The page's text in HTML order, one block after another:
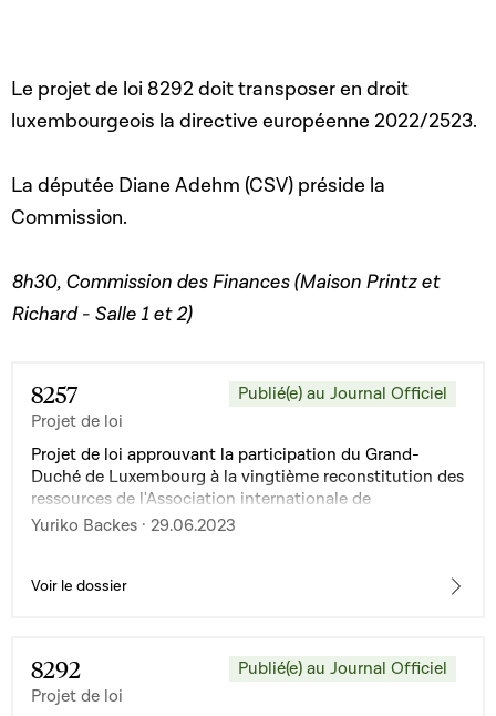
Le projet de loi 8292 doit transposer en droit
luxembourgeois la directive européenne 2022/2523.
La députée Diane Adehm (CSV) préside la
Commission.
8h30, Commission des Finances (Maison Printz et
Richard - Salle 1 et 2)
8257
Projet de loi
Publié(e) au Journal Officiel
Projet de loi approuvant la participation du Grand-
Duché de Luxembourg à la vingtième reconstitution des
ressources de l'Association internationale de
développement (AID)
Yuriko Backes · 29.06.2023
Voir le dossier
8292
Projet de loi
Publié(e) au Journal Officiel